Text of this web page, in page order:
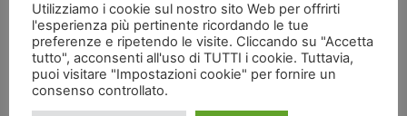
Utilizziamo i cookie sul nostro sito Web per offrirti
l'esperienza più pertinente ricordando le tue
preferenze e ripetendo le visite. Cliccando su "Accetta
tutto", acconsenti all'uso di TUTTI i cookie. Tuttavia,
puoi visitare "Impostazioni cookie" per fornire un
consenso controllato.